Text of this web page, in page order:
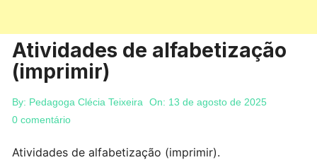
Atividades de alfabetização
(imprimir)
By: Pedagoga Clécia Teixeira On: 13 de agosto de 2025
0 comentário
Atividades de alfabetização (imprimir).